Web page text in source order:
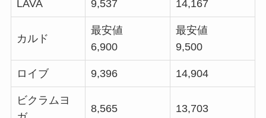
LAVA 9,537 14,167
カルド
最安値
6,900
最安値
9,500
ロイブ 9,396 14,904
ビクラムヨ
8,565 13,703